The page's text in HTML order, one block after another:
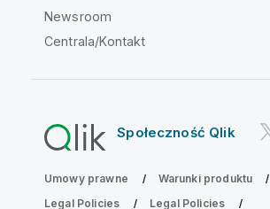
Newsroom
Centrala/Kontakt
Społeczność Qlik
Umowy prawne
Warunki produktu
Legal Policies
Legal Policies